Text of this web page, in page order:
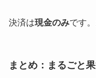
決済は現金のみです
まとめ：まるごと